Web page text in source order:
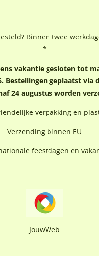
Binnen twee
*
vakantie gesloten tot
Bestellingen geplaatst via
24 augustus worden
verpakking en
Verzending binnen EU
feestdagen en
JouwWeb